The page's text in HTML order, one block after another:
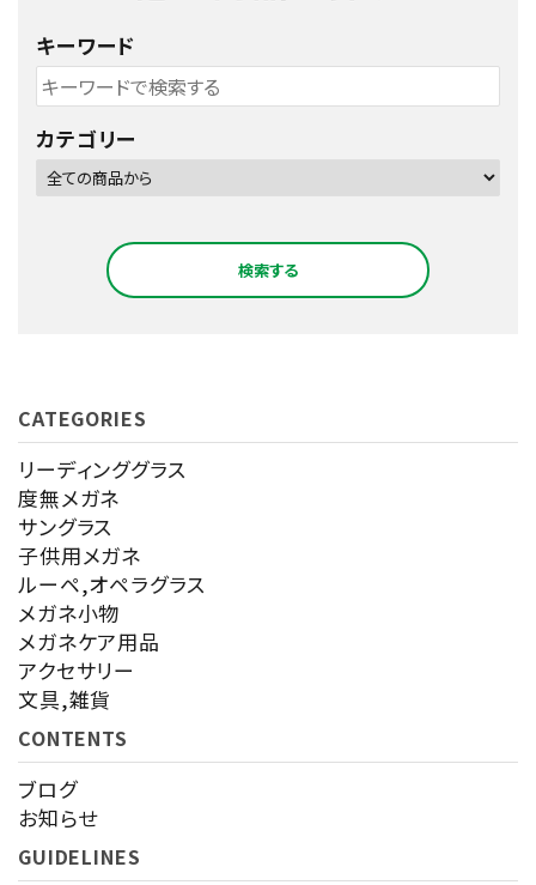
キーワード
カテゴリー
検索する
キーワード
カテゴリー
CATEGORIES
リーディンググラス
度無メガネ
サングラス
子供用メガネ
ルーペ,オペラグラス
メガネ小物
メガネケア用品
アクセサリー
文具,雑貨
CONTENTS
ブログ
お知らせ
GUIDELINES